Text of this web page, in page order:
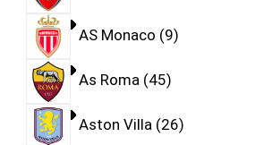
AS Monaco 9
As Roma 45
Aston Villa 26